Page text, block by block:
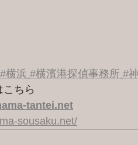
#横浜 #横濱港探偵事務所 #
ちら
tantei.net
sousaku.net/